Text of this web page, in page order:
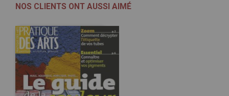
NOS CLIENTS ONT AUSSI AIMÉ